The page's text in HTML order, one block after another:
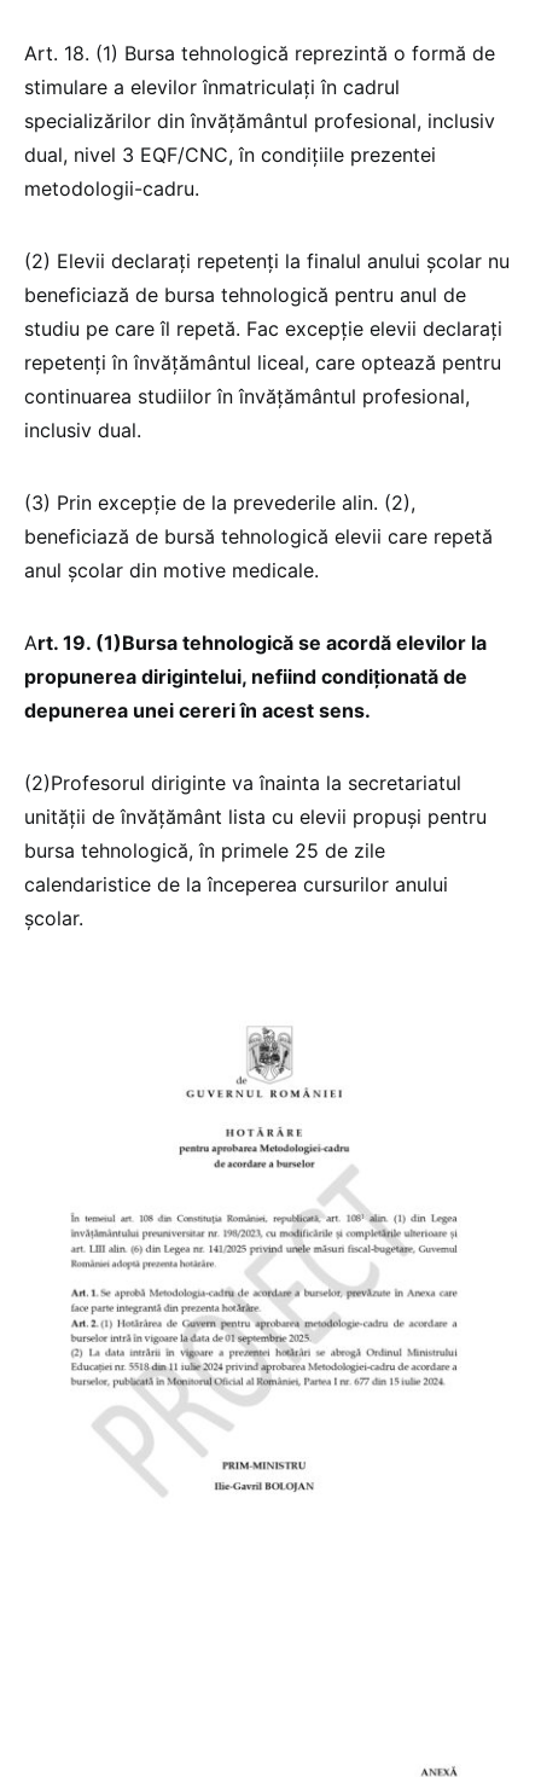
Art. 18. (1) Bursa tehnologică reprezintă o formă de
stimulare a elevilor înmatriculaţi în cadrul
specializărilor din învăţământul profesional, inclusiv
dual, nivel 3 EQF/CNC, în condiţiile prezentei
metodologii-cadru.
(2) Elevii declaraţi repetenţi la finalul anului şcolar nu
beneficiază de bursa tehnologică pentru anul de
studiu pe care îl repetă. Fac excepție elevii declarați
repetenți în învățământul liceal, care optează pentru
continuarea studiilor în învățământul profesional,
inclusiv dual.
(3) Prin excepție de la prevederile alin. (2),
beneficiază de bursă tehnologică elevii care repetă
anul școlar din motive medicale.
Art. 19. (1)Bursa tehnologică se acordă elevilor la
propunerea dirigintelui, nefiind condiţionată de
depunerea unei cereri în acest sens.
(2)Profesorul diriginte va înainta la secretariatul
unităţii de învăţământ lista cu elevii propuşi pentru
bursa tehnologică, în primele 25 de zile
calendaristice de la începerea cursurilor anului
şcolar.